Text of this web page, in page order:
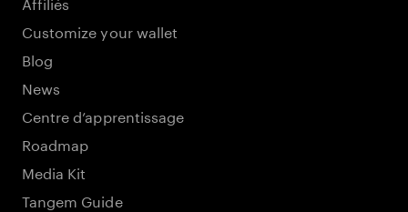
Customize your wallet
Blog
News
Centre d’apprentissage
Roadmap
Media Kit
Tangem Guide